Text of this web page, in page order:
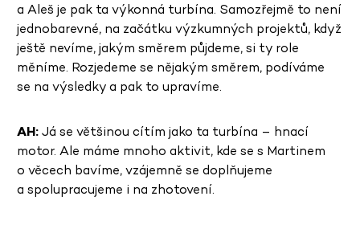
a Aleš je pak ta výkonná turbína. Samozřejmě to není
jednobarevné, na začátku výzkumných projektů, když
ještě nevíme, jakým směrem půjdeme, si ty role
měníme. Rozjedeme se nějakým směrem, podíváme
se na výsledky a pak to upravíme.
AH:Já se většinou cítím jako ta turbína – hnací
motor. Ale máme mnoho aktivit, kde se s Martinem
o věcech bavíme, vzájemně se doplňujeme
a spolupracujeme i na zhotovení.